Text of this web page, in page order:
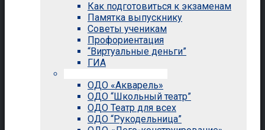
Как подготовиться к экзаменам
Памятка выпускнику
Советы ученикам
Профориентация
“Виртуальные деньги”
ГИА
ОДО «Акварель»
ОДО “Школьный театр”
ОДО Театр для всех
ОДО “Рукодельница”